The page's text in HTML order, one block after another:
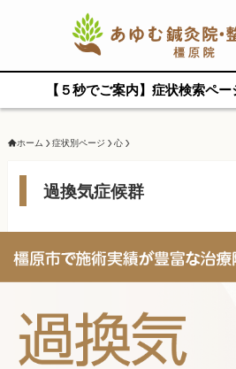
【５秒でご案内】症状検索ペ
ホーム 症状別ページ 心
過換気症候群